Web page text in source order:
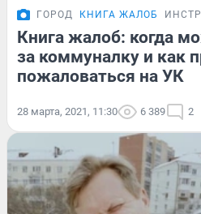
ГОРОД КНИГА ЖАЛОБ
Книга жалоб: когда
за коммуналку и как
пожаловаться на УК
28 марта, 2021, 11:30 6 389 2